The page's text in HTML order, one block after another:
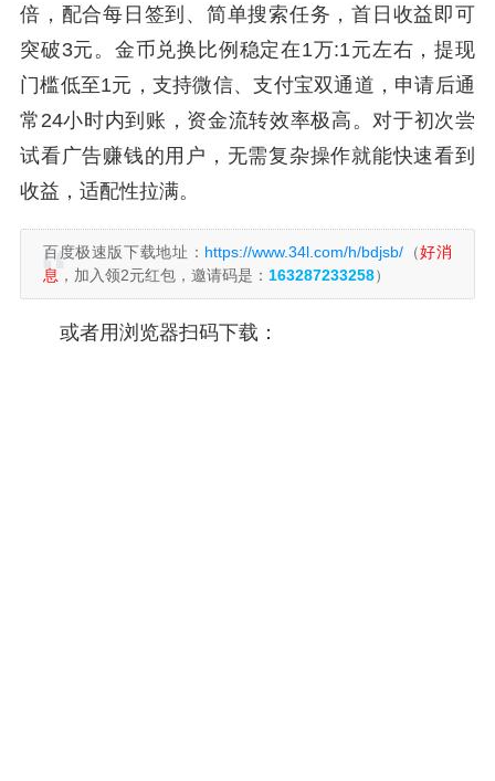
倍，配合每日签到、简单搜索任务，首日收益即可
突破3元。金币兑换比例稳定在1万:1元左右，提现
门槛低至1元，支持微信、支付宝双通道，申请后通
常24小时内到账，资金流转效率极高。对于初次尝
试看广告赚钱的用户，无需复杂操作就能快速看到
收益，适配性拉满。
百度极速版下载地址： https://www.34l.com/h/bdjsb/ （好消
息 ，加入领2元红包，邀请码是： 163287233258）
或者用浏览器扫码下载：